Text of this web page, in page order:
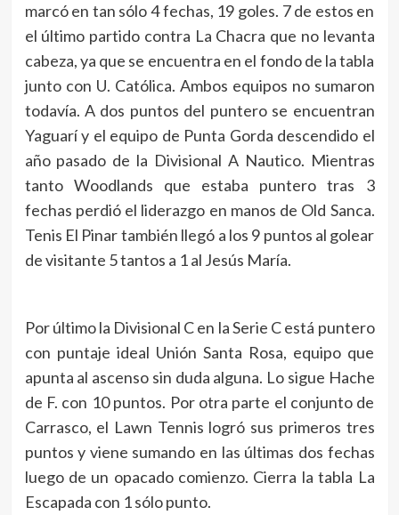
marcó en tan sólo 4 fechas, 19 goles. 7 de estos en
el último partido contra La Chacra que no levanta
cabeza, ya que se encuentra en el fondo de la tabla
junto con U. Católica. Ambos equipos no sumaron
todavía. A dos puntos del puntero se encuentran
Yaguarí y el equipo de Punta Gorda descendido el
año pasado de la Divisional A Nautico. Mientras
tanto Woodlands que estaba puntero tras 3
fechas perdió el liderazgo en manos de Old Sanca.
Tenis El Pinar también llegó a los 9 puntos al golear
de visitante 5 tantos a 1 al Jesús María.
Por último la Divisional C en la Serie C está puntero
con puntaje ideal Unión Santa Rosa, equipo que
apunta al ascenso sin duda alguna. Lo sigue Hache
de F. con 10 puntos. Por otra parte el conjunto de
Carrasco, el Lawn Tennis logró sus primeros tres
puntos y viene sumando en las últimas dos fechas
luego de un opacado comienzo. Cierra la tabla La
Escapada con 1 sólo punto.